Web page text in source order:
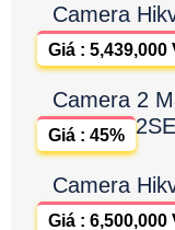
Camera
Giá : 5,439,000
Camera 2
Giá : 45%
Camera
Giá : 6,500,000